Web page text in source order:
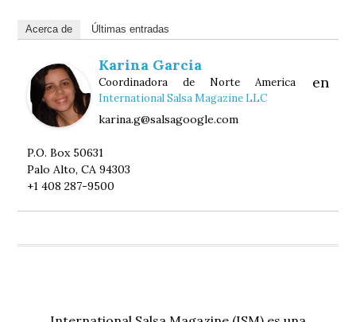
Acerca de Últimas entradas
Karina Garcia
Coordinadora de Norte Americaen
International Salsa Magazine LLC
karina.g@salsagoogle.com
P.O. Box 50631
Palo Alto, CA 94303
+1 408 287-9500